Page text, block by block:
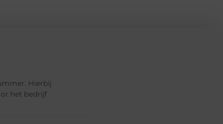
Hierbij
het bedrijf